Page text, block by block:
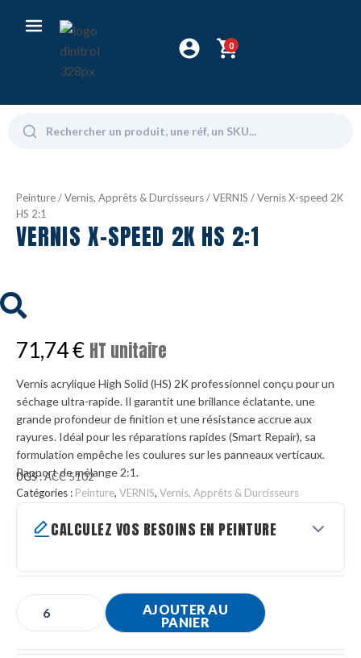
0
Peinture/Vernis, Apprêts & Durcisseurs/VERNIS / Vernis X-speed 2K
HS 2:1
VERNIS X-SPEED 2K HS 2:1
71,74€ HT unitaire
Vernis acrylique High Solid (HS) 2K professionnel conçu pour un
séchage ultra-rapide. Il garantit une brillance éclatante, une
grande profondeur de finition et une résistance accrue aux
rayures. Idéal pour les réparations rapides (Smart Repair), sa
formulation empêche les coulures sur les panneaux verticaux.
Rapport de mélange 2:1.
UGS :ACC 5102
Catégories : Peinture, VERNIS, Vernis, Apprêts & Durcisseurs
CALCULEZ VOS BESOINS EN PEINTURE
AJOUTER AU
PANIER